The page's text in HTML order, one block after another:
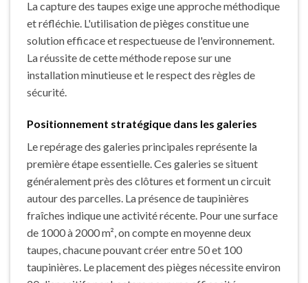
La capture des taupes exige une approche méthodique
et réfléchie. L'utilisation de pièges constitue une
solution efficace et respectueuse de l'environnement.
La réussite de cette méthode repose sur une
installation minutieuse et le respect des règles de
sécurité.
Positionnement stratégique dans les galeries
Le repérage des galeries principales représente la
première étape essentielle. Ces galeries se situent
généralement près des clôtures et forment un circuit
autour des parcelles. La présence de taupinières
fraîches indique une activité récente. Pour une surface
de 1000 à 2000 m², on compte en moyenne deux
taupes, chacune pouvant créer entre 50 et 100
taupinières. Le placement des pièges nécessite environ